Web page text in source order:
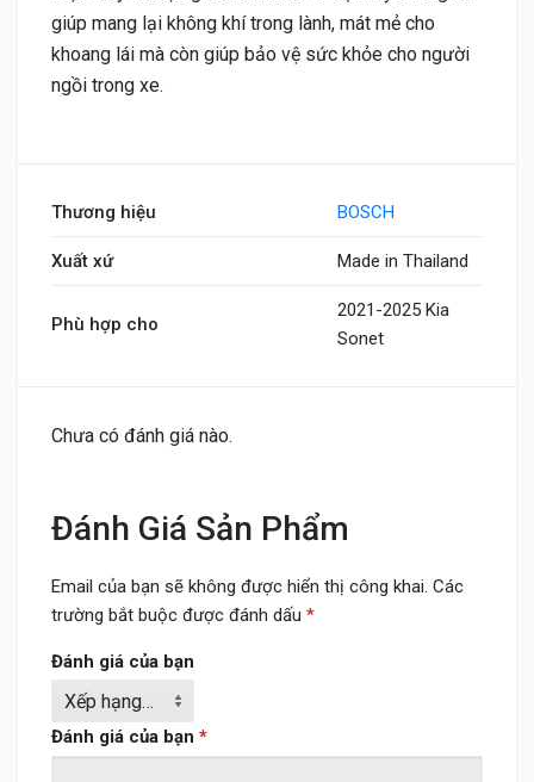
giúp mang lại không khí trong lành, mát mẻ cho
khoang lái mà còn giúp bảo vệ sức khỏe cho người
ngồi trong xe.
Thương hiệu BOSCH
Xuất xứ Made in Thailand
Phù hợp cho
2021-2025 Kia
Sonet
Chưa có đánh giá nào.
Đánh Giá Sản Phẩm
Email của bạn sẽ không được hiển thị công khai. Các
trường bắt buộc được đánh dấu *
Đánh giá của bạn
Đánh giá của bạn *